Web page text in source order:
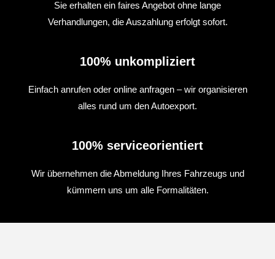
Sie erhalten ein faires Angebot ohne lange
Verhandlungen, die Auszahlung erfolgt sofort.
100% unkompliziert
Einfach anrufen oder online anfragen – wir organisieren
alles rund um den Autoexport.
100% serviceorientiert
Wir übernehmen die Abmeldung Ihres Fahrzeugs und
kümmern uns um alle Formalitäten.